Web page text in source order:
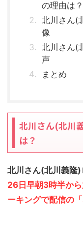
の理由は？
北川さん(
像
北川さん(
声
まとめ
北川さん(北川
は？
北川さん(北川義隆)
26日早朝3時半か
ーキングで配信の